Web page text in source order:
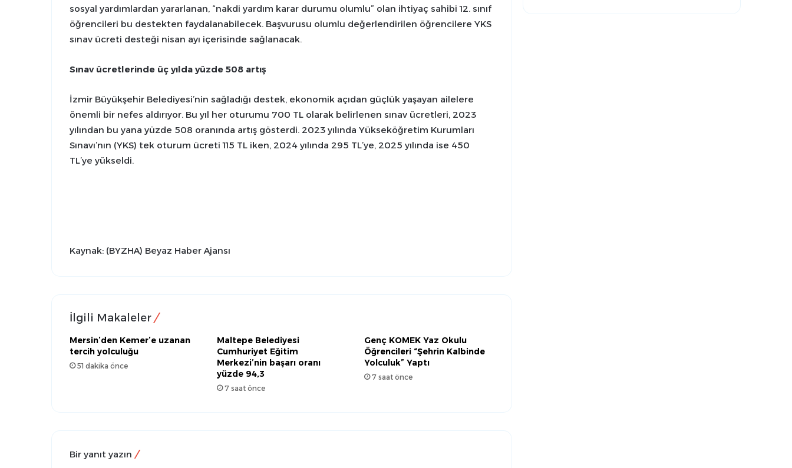
sosyal yardımlardan yararlanan, “nakdi yardım karar durumu olumlu” olan ihtiyaç sahibi 12. sınıf
öğrencileri bu destekten faydalanabilecek. Başvurusu olumlu değerlendirilen öğrencilere YKS
sınav ücreti desteği nisan ayı içerisinde sağlanacak.
Sınav ücretlerinde üç yılda yüzde 508 artış
İzmir Büyükşehir Belediyesi’nin sağladığı destek, ekonomik açıdan güçlük yaşayan ailelere
önemli bir nefes aldırıyor. Bu yıl her oturumu 700 TL olarak belirlenen sınav ücretleri, 2023
yılından bu yana yüzde 508 oranında artış gösterdi. 2023 yılında Yükseköğretim Kurumları
Sınavı’nın (YKS) tek oturum ücreti 115 TL iken, 2024 yılında 295 TL’ye, 2025 yılında ise 450
TL’ye yükseldi.
Kaynak: (BYZHA) Beyaz Haber Ajansı
İlgili Makaleler
Mersin’den Kemer’e uzanan
tercih yolculuğu
51 dakika önce
Maltepe Belediyesi
Cumhuriyet Eğitim
Merkezi’nin başarı oranı
yüzde 94,3
7 saat önce
Genç KOMEK Yaz Okulu
Öğrencileri “Şehrin Kalbinde
Yolculuk” Yaptı
7 saat önce
Bir yanıt yazın